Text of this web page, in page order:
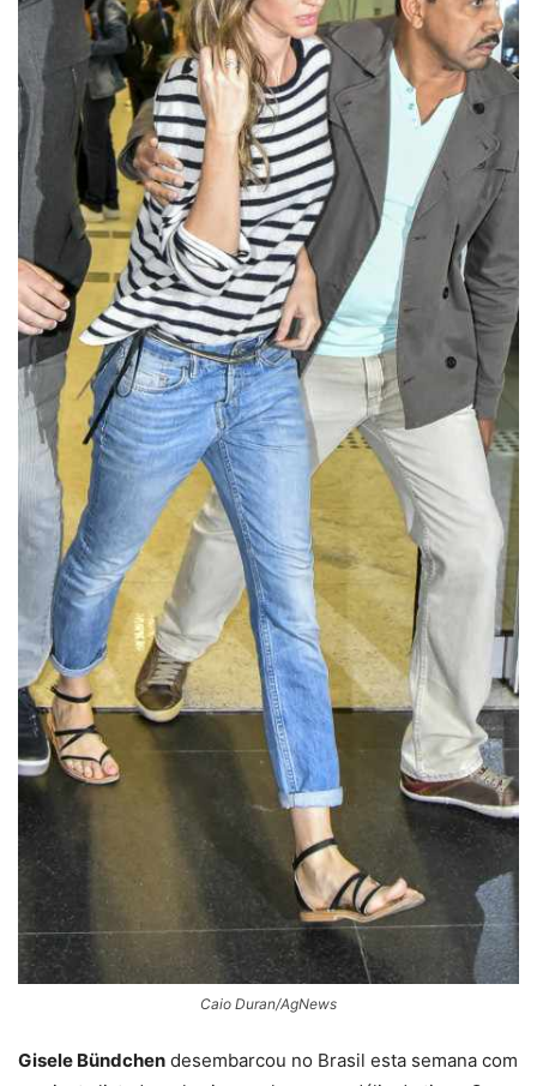
Caio Duran/AgNews
Gisele Bündchen desembarcou no Brasil esta semana com